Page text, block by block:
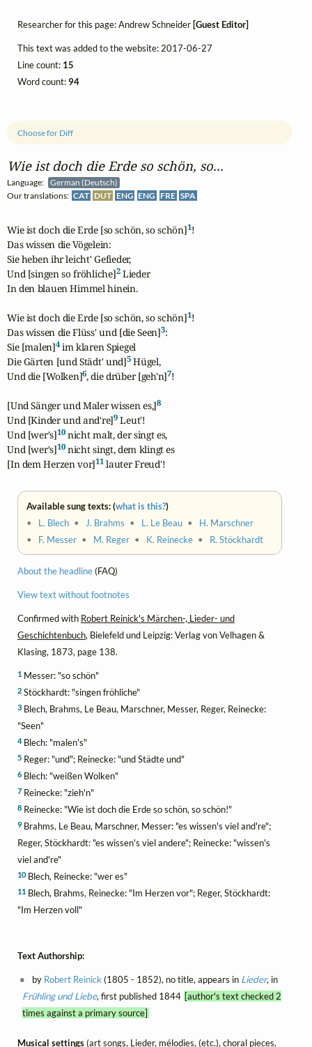
Wie ist doch die Erde so schön, so...
Language:
German (Deutsch)
Our translations: CAT DUT ENG ENG FRE SPA
Choose for Diff
Wie ist doch die Erde [so schön, so schön]1!
Das wissen die Vögelein:
Sie heben ihr leicht' Gefieder,
Und [singen so fröhliche]2 Lieder
In den blauen Himmel hinein.
Wie ist doch die Erde [so schön, so schön]1!
Das wissen die Flüss' und [die Seen]3:
Sie [malen]4 im klaren Spiegel
Die Gärten [und Städt' und]5 Hügel,
Und die [Wolken]6, die drüber [geh'n]7!
[Und Sänger und Maler wissen es,]8
Und [Kinder und and're]9 Leut'!
Und [wer's]10 nicht malt, der singt es,
Und [wer's]10 nicht singt, dem klingt es
[In dem Herzen vor]11 lauter Freud'!
Available sung texts: (what is this?)
• L. Blech •J. Brahms • L. Le Beau • H. Marschner
• F. Messer • M. Reger • K. Reinecke • R. Stöckhardt
About the headline(FAQ)
View text without footnotes
Confirmed with Robert Reinick's Märchen-, Lieder- und
Geschichtenbuch, Bielefeld und Leipzig: Verlag von Velhagen &
Klasing, 1873, page 138.
1 Messer: "so schön"
2 Stöckhardt: "singen fröhliche"
3 Blech, Brahms, Le Beau, Marschner, Messer, Reger, Reinecke:
"Seen"
4Blech: "malen's"
5 Reger: "und"; Reinecke: "und Städte und"
6 Blech: "weißen Wolken"
7 Reinecke: "zieh'n"
8 Reinecke: "Wie ist doch die Erde so schön, so schön!"
9 Brahms, Le Beau, Marschner, Messer: "es wissen's viel and're";
Reger, Stöckhardt: "es wissen's viel andere"; Reinecke: "wissen's
viel and're"
10 Blech, Reinecke: "wer es"
11 Blech, Brahms, Reinecke: "Im Herzen vor"; Reger, Stöckhardt:
"Im Herzen voll"
Text Authorship:
by Robert Reinick(1805 - 1852), no title, appears in Lieder, in
Frühling und Liebe, first published 1844 [author's text checked 2
times against a primary source]
Musical settings(art songs, Lieder, mélodies, (etc.), choral pieces,
Researcher for this page: Andrew Schneider [Guest Editor]
This text was added to the website: 2017-06-27
Line count: 15
Word count:94